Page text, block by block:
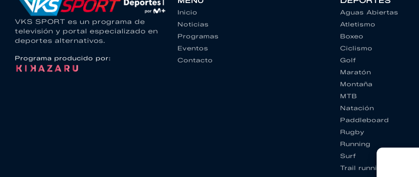
VKS SPORT es un programa de
televisión y portal especializado en
deportes alternativos.
Programa producido por:
Inicio
Noticias
Programas
Eventos
Contacto
Aguas Abiertas
Atletismo
Boxeo
Ciclismo
Golf
Maratón
Montaña
MTB
Natación
Paddleboard
Rugby
Running
Surf
Trail running